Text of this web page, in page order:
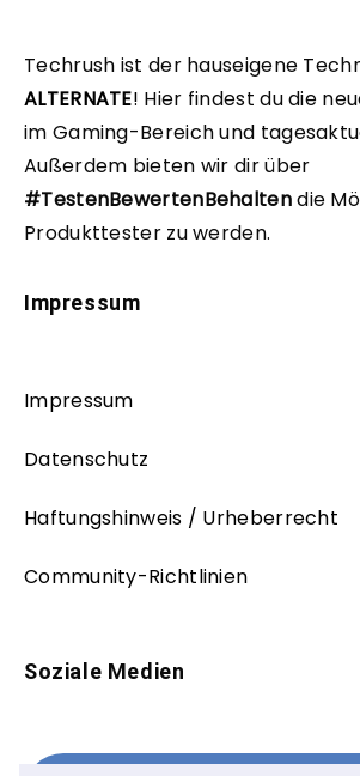
Techrush ist der hauseigene
ALTERNATE! Hier findest du die
im Gaming-Bereich und
Außerdem bieten wir dir über
#TestenBewertenBehaltendie
Produkttester zu werden.
Impressum
Impressum
Datenschutz
Haftungshinweis / Urheberrecht
Community-Richtlinien
Soziale Medien